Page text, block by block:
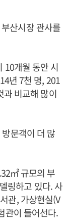
산시장 관사를
10개월 동안 시
년 7천 명, 201
과 비교해 많이
문객이 더 많
㎡ 규모의 부
링하고 있다. 사
관, 가상현실(V
관이 들어선다.